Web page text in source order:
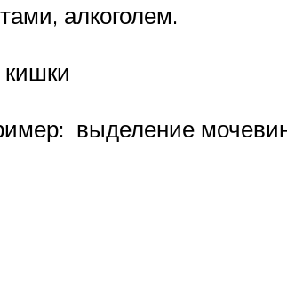
алкоголем.
выделение